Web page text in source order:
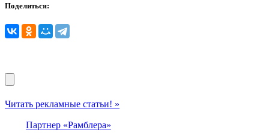
Поделиться:
Читать рекламные статьи! »
Партнер «Рамблера»